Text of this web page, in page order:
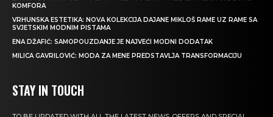
KOMFORA
VRHUNSKA ESTETIKA: NOVA KOLEKCIJA DAJANE MIKLOŠ RAME UZ RAME SA
SVJETSKIM MODNIM PISTAMA
ENA DŽAFIĆ: SAMOPOUZDANJE JE NAJVEĆI MODNI DODATAK
MILICA GAVRILOVIĆ: MODA ZA MENE PREDSTAVLJA TRANSFORMACIJU
STAY IN TOUCH